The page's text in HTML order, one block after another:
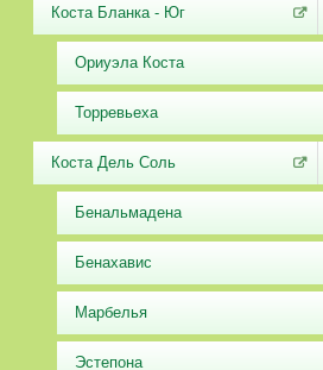
Коста Бланка - Юг
Ориуэла Коста
Торревьеха
Коста Дель Соль
Бенальмадена
Бенахавис
Марбелья
Эстепона